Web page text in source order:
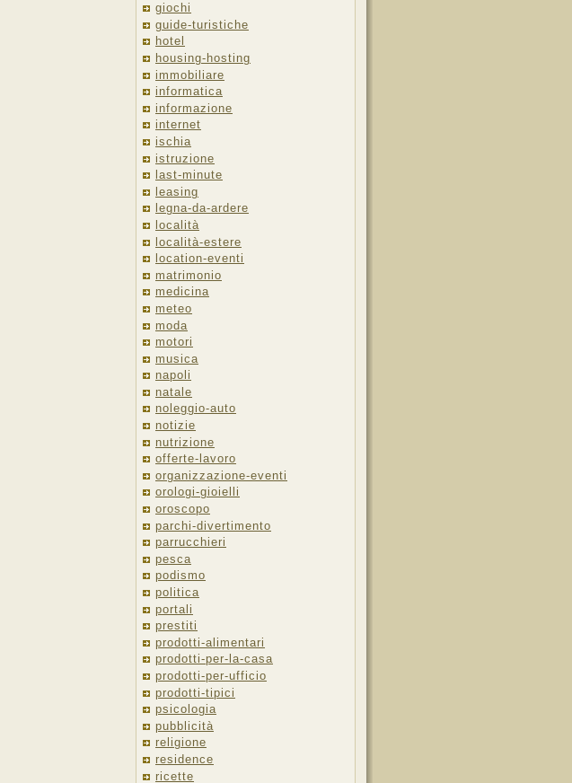
giochi
guide-turistiche
hotel
housing-hosting
immobiliare
informatica
informazione
internet
ischia
istruzione
last-minute
leasing
legna-da-ardere
località
località-estere
location-eventi
matrimonio
medicina
meteo
moda
motori
musica
napoli
natale
noleggio-auto
notizie
nutrizione
offerte-lavoro
organizzazione-eventi
orologi-gioielli
oroscopo
parchi-divertimento
parrucchieri
pesca
podismo
politica
portali
prestiti
prodotti-alimentari
prodotti-per-la-casa
prodotti-per-ufficio
prodotti-tipici
psicologia
pubblicità
religione
residence
ricette